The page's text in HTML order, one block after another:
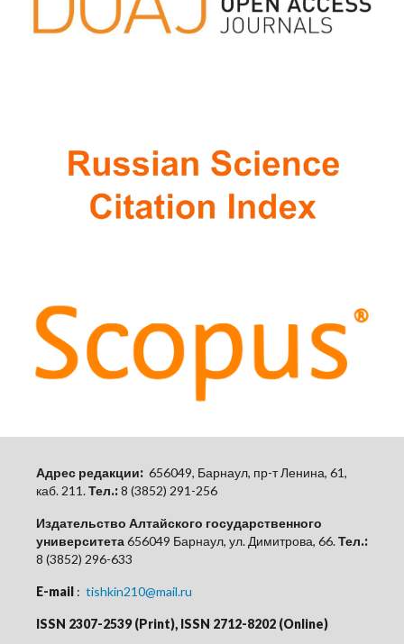
Адрес редакции: 656049, Барнаул, пр-т Ленина, 61,
каб. 211.Тел.:8 (3852) 291-256
Издательство Алтайского государственного
университета656049 Барнаул, ул. Димитрова, 66.Тел.:
8 (3852) 296-633
E-mail : tishkin210@mail.ru
ISSN 2307-2539 (Print), ISSN 2712-8202 (Online)